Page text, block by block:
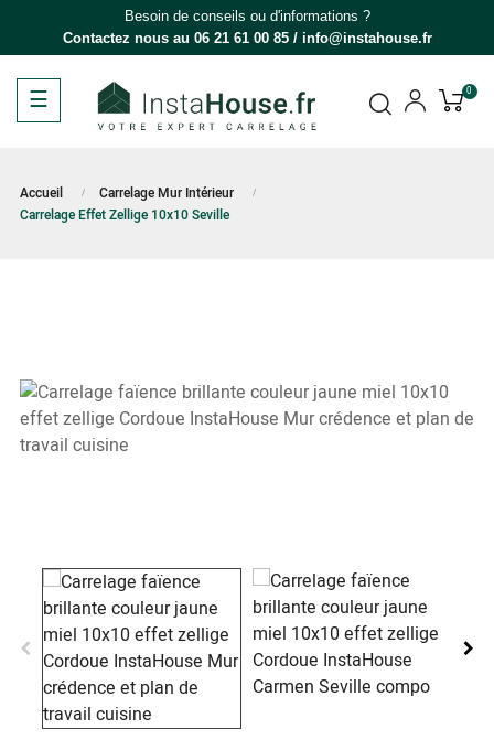
Besoin de conseils ou d'informations ?
Contactez nous au 06 21 61 00 85/ info@instahouse.fr
Basculer
la
☰ 0
Accueil
Carrelage Mur Intérieur
Carrelage Effet Zellige 10x10 Seville